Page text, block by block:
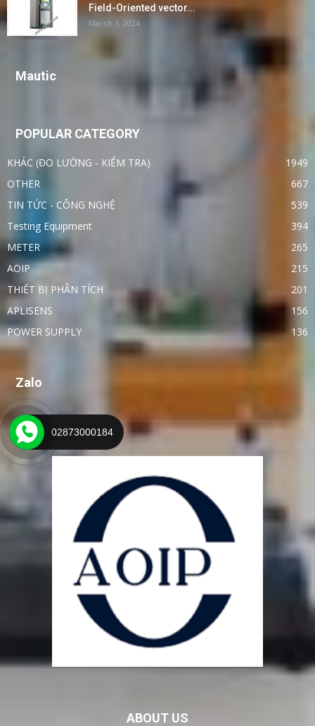
Field-Oriented vector...
March 1, 2024
Mautic
POPULAR CATEGORY
KHÁC (ĐO LƯỜNG - KIỂM TRA)
1949
OTHER
667
TIN TỨC - CÔNG NGHỆ
539
Testing Equipment
394
METER
265
AOIP
215
THIẾT BỊ PHÂN TÍCH
201
APLISENS
156
POWER SUPPLY
136
Zalo
ABOUT US
02873000184